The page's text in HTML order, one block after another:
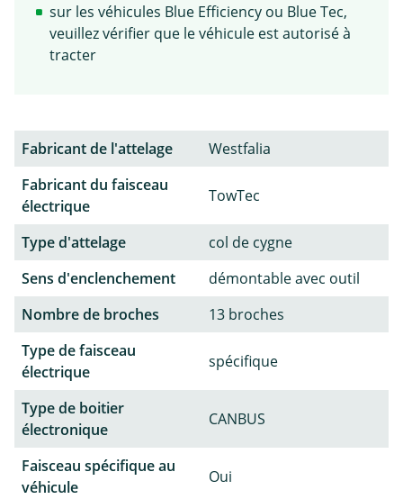
sur les véhicules Blue Efficiency ou Blue Tec,
veuillez vérifier que le véhicule est autorisé à
tracter
Fabricant de l'attelage
Westfalia
Fabricant du faisceau
électrique
TowTec
Type d'attelage
col de cygne
Sens d'enclenchement
démontable avec outil
Nombre de broches
13 broches
Type de faisceau
électrique
spécifique
Type de boitier
électronique
CANBUS
Faisceau spécifique au
véhicule
Oui